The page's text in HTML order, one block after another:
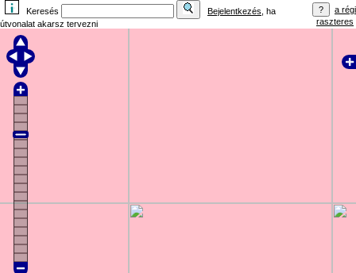
Keresés Bejelentkezés , ha
útvonalat akarsz tervezni
a régi
raszteres